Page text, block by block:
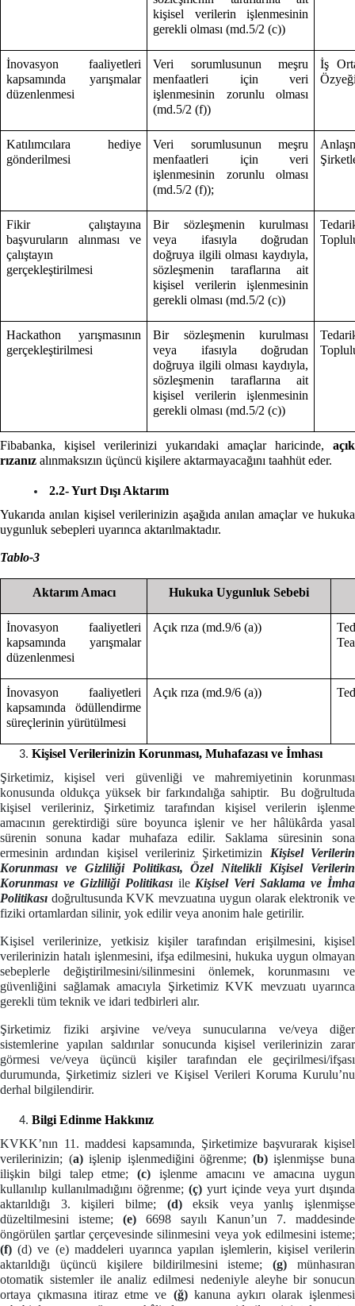
kişisel verilerin işlenmesinin
gerekli olması (md.5/2 (c))
İnovasyon faaliyetleri
kapsamında yarışmalar
düzenlenmesi
Veri sorumlusunun meşru
menfaatleri için veri
işlenmesinin zorunlu olması
(md.5/2 (f))
İş
Katılımcılara hediye
gönderilmesi
Veri sorumlusunun meşru
menfaatleri için veri
işlenmesinin zorunlu olması
(md.5/2 (f));
Fikir çalıştayına
başvuruların alınması ve
çalıştayın
gerçekleştirilmesi
Bir sözleşmenin kurulması
veya ifasıyla doğrudan
doğruya ilgili olması kaydıyla,
sözleşmenin taraflarına ait
kişisel verilerin işlenmesinin
gerekli olması (md.5/2 (c))
Hackathon yarışmasının
gerçekleştirilmesi
Bir sözleşmenin kurulması
veya ifasıyla doğrudan
doğruya ilgili olması kaydıyla,
sözleşmenin taraflarına ait
kişisel verilerin işlenmesinin
gerekli olması (md.5/2 (c))
Fibabanka, kişisel verilerinizi yukarıdaki amaçlar haricinde, açık
rızanız alınmaksızın üçüncü kişilere aktarmayacağını taahhüt eder.
2.2- Yurt Dışı Aktarım
Yukarıda anılan kişisel verilerinizin aşağıda anılan amaçlar ve hukuka
uygunluk sebepleri uyarınca aktarılmaktadır.
Tablo-3
Aktarım Amacı Hukuka Uygunluk Sebebi
İnovasyon faaliyetleri
kapsamında yarışmalar
düzenlenmesi
Açık rıza (md.9/6 (a))
İnovasyon faaliyetleri
kapsamında ödüllendirme
süreçlerinin yürütülmesi
Açık rıza (md.9/6 (a))
Kişisel Verilerinizin Korunması, Muhafazası ve İmhası
Şirketimiz, kişisel veri güvenliği ve mahremiyetinin korunması
konusunda oldukça yüksek bir farkındalığa sahiptir. Bu doğrultuda
kişisel verileriniz, Şirketimiz tarafından kişisel verilerin işlenme
amacının gerektirdiği süre boyunca işlenir ve her hâlükârda yasal
sürenin sonuna kadar muhafaza edilir. Saklama süresinin sona
ermesinin ardından kişisel verileriniz Şirketimizin Kişisel Verilerin
Korunması ve Gizliliği Politikası, Özel Nitelikli Kişisel Verilerin
Korunması ve Gizliliği Politikası ile Kişisel Veri Saklama ve İmha
Politikası doğrultusunda KVK mevzuatına uygun olarak elektronik ve
fiziki ortamlardan silinir, yok edilir veya anonim hale getirilir.
Kişisel verilerinize, yetkisiz kişiler tarafından erişilmesini, kişisel
verilerinizin hatalı işlenmesini, ifşa edilmesini, hukuka uygun olmayan
sebeplerle değiştirilmesini/silinmesini önlemek, korunmasını ve
güvenliğini sağlamak amacıyla Şirketimiz KVK mevzuatı uyarınca
gerekli tüm teknik ve idari tedbirleri alır.
Şirketimiz fiziki arşivine ve/veya sunucularına ve/veya diğer
sistemlerine yapılan saldırılar sonucunda kişisel verilerinizin zarar
görmesi ve/veya üçüncü kişiler tarafından ele geçirilmesi/ifşası
durumunda, Şirketimiz sizleri ve Kişisel Verileri Koruma Kurulu’nu
derhal bilgilendirir.
Bilgi Edinme Hakkınız
KVKK’nın 11. maddesi kapsamında, Şirketimize başvurarak kişisel
verilerinizin; (a)işlenip işlenmediğini öğrenme; (b)işlenmişse buna
ilişkin bilgi talep etme;(c) işlenme amacını ve amacına uygun
kullanılıp kullanılmadığını öğrenme; (ç) yurt içinde veya yurt dışında
aktarıldığı 3. kişileri bilme; (d)eksik veya yanlış işlenmişse
düzeltilmesini isteme; (e) 6698 sayılı Kanun’un 7. maddesinde
öngörülen şartlar çerçevesinde silinmesini veya yok edilmesini isteme;
(f) (d) ve (e) maddeleri uyarınca yapılan işlemlerin, kişisel verilerin
aktarıldığı üçüncü kişilere bildirilmesini isteme;(g) münhasıran
otomatik sistemler ile analiz edilmesi nedeniyle aleyhe bir sonucun
ortaya çıkmasına itiraz etme ve (ğ)kanuna aykırı olarak işlenmesi